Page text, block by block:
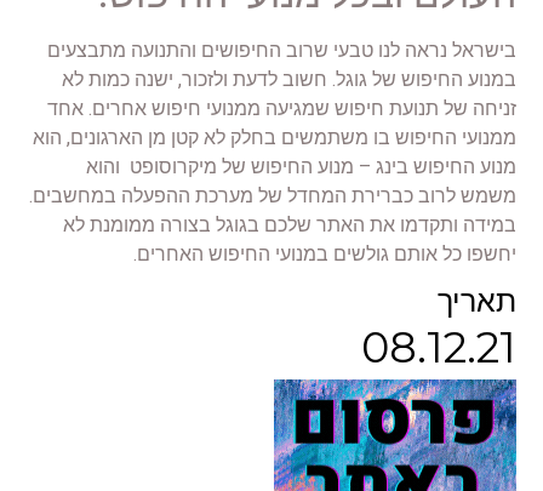
תאריך
08.12.21
בישראל נראה לנו טבעי שרוב החיפושים והתנועה מתבצעים
במנוע החיפוש של גוגל. חשוב לדעת ולזכור, ישנה כמות לא
זניחה של תנועת חיפוש שמגיעה ממנועי חיפוש אחרים. אחד
ממנועי החיפוש בו משתמשים בחלק לא קטן מן הארגונים, הוא
מנוע החיפוש בינג – מנוע החיפוש של מיקרוסופט והוא
משמש לרוב כברירת המחדל של מערכת ההפעלה במחשבים.
במידה ותקדמו את האתר שלכם בגוגל בצורה ממומנת לא
יחשפו כל אותם גולשים במנועי החיפוש האחרים.